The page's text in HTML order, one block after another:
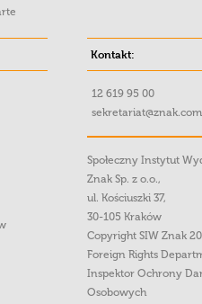
Kontakt:
12 619 95 00
Społeczny Instytut
Znak Sp. z o.o.,
ul. Kościuszki 37,
30-105 Kraków
Copyright SIW Znak
Foreign Rights
Inspektor Ochrony
Osobowych